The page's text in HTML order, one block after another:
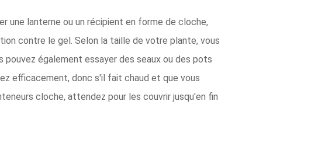
une lanterne ou un récipient en forme de cloche,
contre le gel. Selon la taille de votre plante, vous
également essayer des seaux ou des pots
efficacement, donc s'il fait chaud et que vous
cloche, attendez pour les couvrir jusqu'en fin